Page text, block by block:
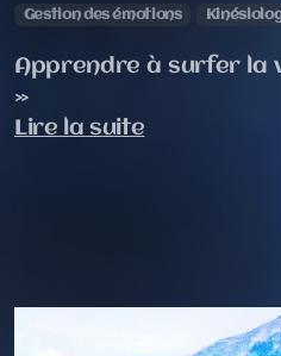
Gestion des émotions
Apprendre à surfer la
»
Lire la suite